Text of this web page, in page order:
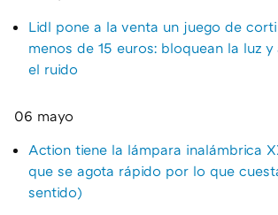
Lidl pone a la venta un juego de
menos de 15 euros: bloquean la luz
el ruido
06 mayo
Action tiene la lámpara inalámbrica
que se agota rápido por lo que
sentido)